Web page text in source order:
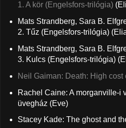
1. A kör (Engelsfors-trilógia)
Mats Strandberg, Sara B.
2. Tűz (Engelsfors-trilógia)
Mats Strandberg, Sara B.
3. Kulcs (Engelsfors-trilógia)
Neil Gaiman: Death: High cost
Rachel Caine: A morganville-i
üvegház (Eve)
Stacey Kade: The ghost and